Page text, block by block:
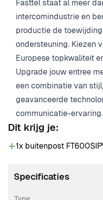
Fasttel staat al meer
intercomindustrie en
productie de
ondersteuning. Kiezen
Europese topkwaliteit
Upgrade jouw entree
een combinatie van
geavanceerde
communicatie-ervaring.
Dit krijg je:
1x buitenpost
Specificaties